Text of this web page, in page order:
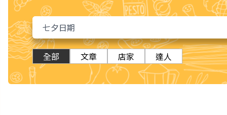
全部 文章 店家 達人